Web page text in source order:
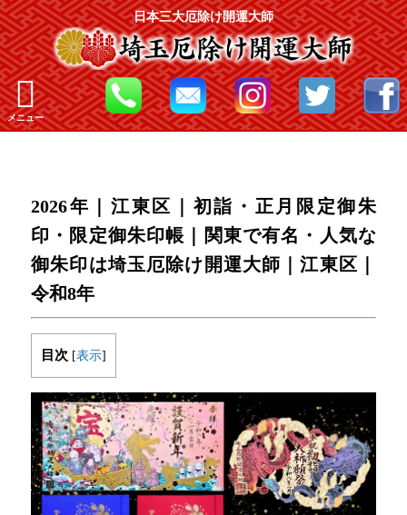
日本三大厄除け開運大師
メニュー
2026年｜江東区｜初詣・正月限定御朱
印・限定御朱印帳｜関東で有名・人気な
御朱印は埼玉厄除け開運大師｜江東区｜
令和8年
目次 [表示]